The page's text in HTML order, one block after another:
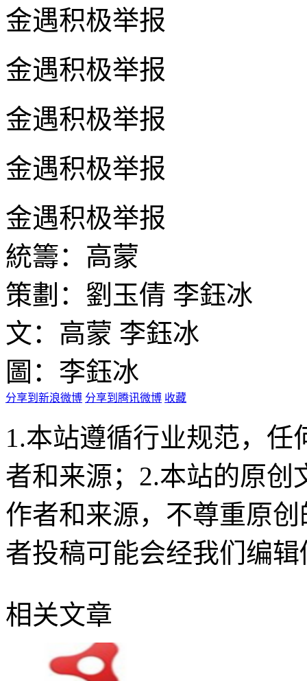
金遇积极举报
金遇积极举报
金遇积极举报
金遇积极举报
金遇积极举报
統籌：高蒙
策劃：劉玉倩 李鈺冰
文：高蒙 李鈺冰
圖：李鈺冰
分享到新浪微博 分享到腾讯微博 收藏
1.本站遵循行业规范，
者和来源；2.本站的原
作者和来源，不尊重原
者投稿可能会经我们编
相关文章